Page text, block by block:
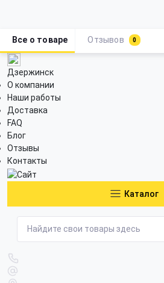
Дзержинск
О компании
Наши работы
Доставка
FAQ
Блог
Отзывы
Контакты
Каталог
Все о товаре Отзывов 0